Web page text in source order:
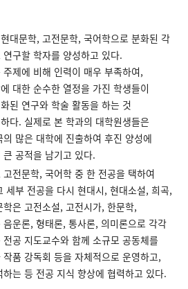
대문학, 고전문학, 국어학으로 분화된 각
구할 학자를 양성하고 있다.
제에 비해 인력이 매우 부족하여,
대한 순수한 열정을 가진 학생들이
된 연구와 학술 활동을 하는 것
다. 실제로 본 학과의 대학원생들은
많은 대학에 진출하여 후진 양성에
공적을 남기고 있다.
전문학, 국어학 중 한 전공을 택하여
세부 전공을 다시 현대시, 현대소설, 희곡,
은 고전소설, 고전시가, 한문학,
운론, 형태론, 통사론, 의미론으로 각각
공 지도교수와 함께 소규모 공동체를
품 강독회 등을 자체적으로 운영하고,
는 등 전공 지식 향상에 협력하고 있다.